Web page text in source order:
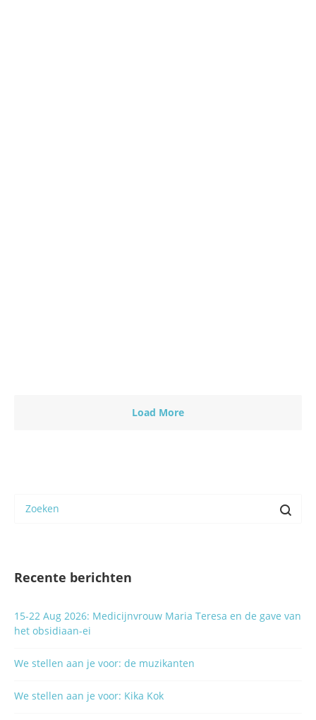
Load More
Recente berichten
15-22 Aug 2026: Medicijnvrouw Maria Teresa en de gave van
het obsidiaan-ei
We stellen aan je voor: de muzikanten
We stellen aan je voor: Kika Kok